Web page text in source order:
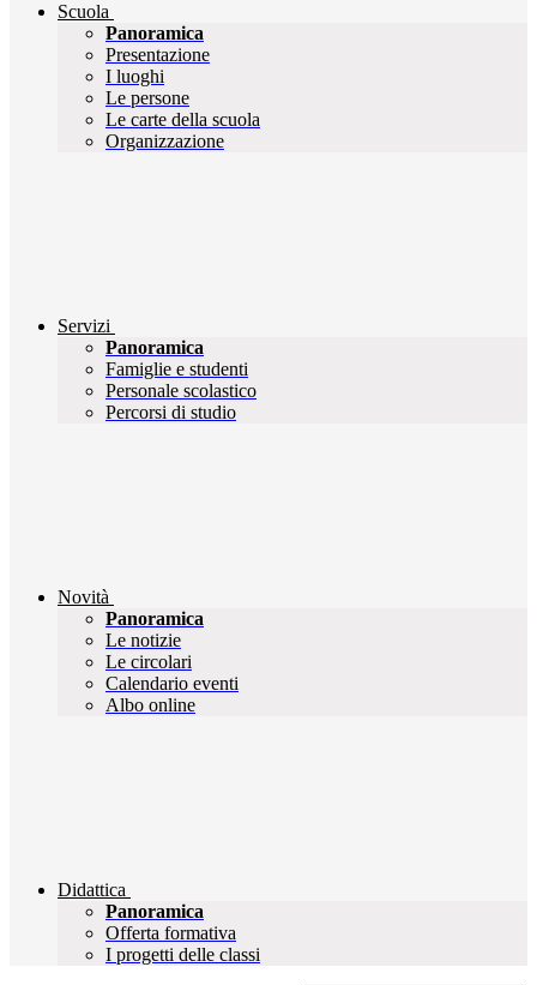
Scuola
Panoramica
Presentazione
I luoghi
Le persone
Le carte della scuola
Organizzazione
Servizi
Panoramica
Famiglie e studenti
Personale scolastico
Percorsi di studio
Novità
Panoramica
Le notizie
Le circolari
Calendario eventi
Albo online
Didattica
Panoramica
Offerta formativa
I progetti delle classi